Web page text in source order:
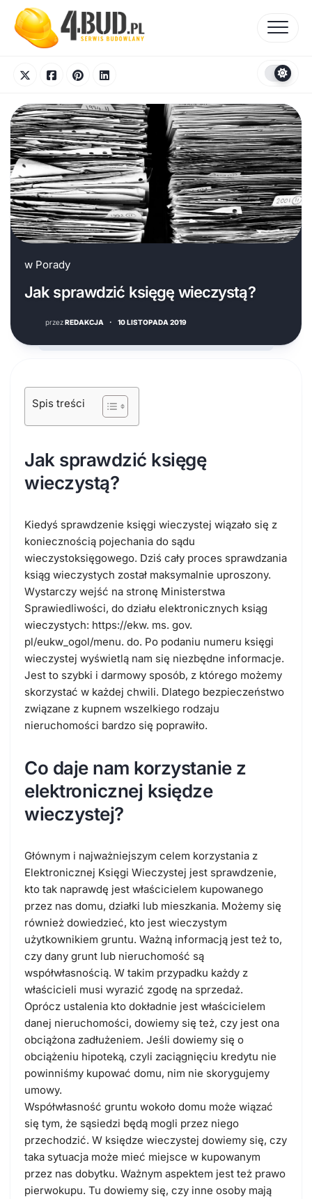
content
w Porady
Jak sprawdzić księgę wieczystą?
przezREDAKCJA · 10 LISTOPADA 2019
Spis treści
Jak sprawdzić księgę
wieczystą?
Kiedyś sprawdzenie księgi wieczystej wiązało się z
koniecznością pojechania do sądu
wieczystoksięgowego. Dziś cały proces sprawdzania
ksiąg wieczystych został maksymalnie uproszony.
Wystarczy wejść na stronę Ministerstwa
Sprawiedliwości, do działu elektronicznych ksiąg
wieczystych: https://ekw. ms. gov.
pl/eukw_ogol/menu. do. Po podaniu numeru księgi
wieczystej wyświetlą nam się niezbędne informacje.
Jest to szybki i darmowy sposób, z którego możemy
skorzystać w każdej chwili. Dlatego bezpieczeństwo
związane z kupnem wszelkiego rodzaju
nieruchomości bardzo się poprawiło.
Co daje nam korzystanie z
elektronicznej księdze
wieczystej?
Głównym i najważniejszym celem korzystania z
Elektronicznej Księgi Wieczystej jest sprawdzenie,
kto tak naprawdę jest właścicielem kupowanego
przez nas domu, działki lub mieszkania. Możemy się
również dowiedzieć, kto jest wieczystym
użytkownikiem gruntu. Ważną informacją jest też to,
czy dany grunt lub nieruchomość są
współwłasnością. W takim przypadku każdy z
właścicieli musi wyrazić zgodę na sprzedaż.
Oprócz ustalenia kto dokładnie jest właścicielem
danej nieruchomości, dowiemy się też, czy jest ona
obciążona zadłużeniem. Jeśli dowiemy się o
obciążeniu hipoteką, czyli zaciągnięciu kredytu nie
powinniśmy kupować domu, nim nie skorygujemy
umowy.
Współwłasność gruntu wokoło domu może wiązać
się tym, że sąsiedzi będą mogli przez niego
przechodzić. W księdze wieczystej dowiemy się, czy
taka sytuacja może mieć miejsce w kupowanym
przez nas dobytku. Ważnym aspektem jest też prawo
pierwokupu. Tu dowiemy się, czy inne osoby mają